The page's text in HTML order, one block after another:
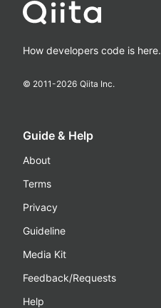
How developers code is here.
© 2011-2026 Qiita Inc.
Guide & Help
About
Terms
Privacy
Guideline
Media Kit
Feedback/Requests
Help